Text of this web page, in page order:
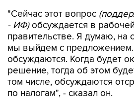
"Сейчас этот вопрос
- ИФ)обсуждается в
правительстве. Я думаю,
мы выйдем с
обсуждаются. Когда будет
решение, тогда об этом
том числе, обсуждаются
по налогам", - сказал он.